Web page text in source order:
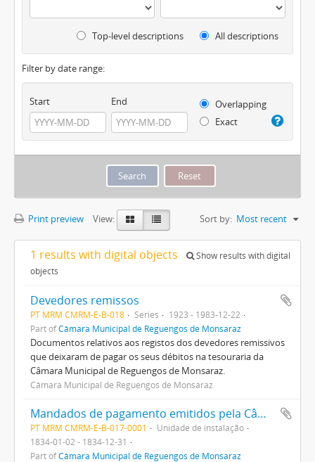
Top-level descriptions All descriptions
Filter by date range:
Start End
Overlapping
Exact
Print preview View: Sort by: Most recent
1 results with digital objects
Show results with digital
objects
Devedores remissos
PT MRM CMRM-E-B-018 Series
1923 - 1983-12-22
Part ofCâmara Municipal de Reguengos de Monsaraz
Documentos relativos aos registos dos devedores remissivos
que deixaram de pagar os seus débitos na tesouraria da
Câmara Municipal de Reguengos de Monsaraz.
Câmara Municipal de Reguengos de Monsaraz
Mandados de pagamento emitidos pela Câmara
PT MRM CMRM-E-B-017-0001
Unidade de instalação
1834-01-02 - 1834-12-31
Part ofCâmara Municipal de Reguengos de Monsaraz